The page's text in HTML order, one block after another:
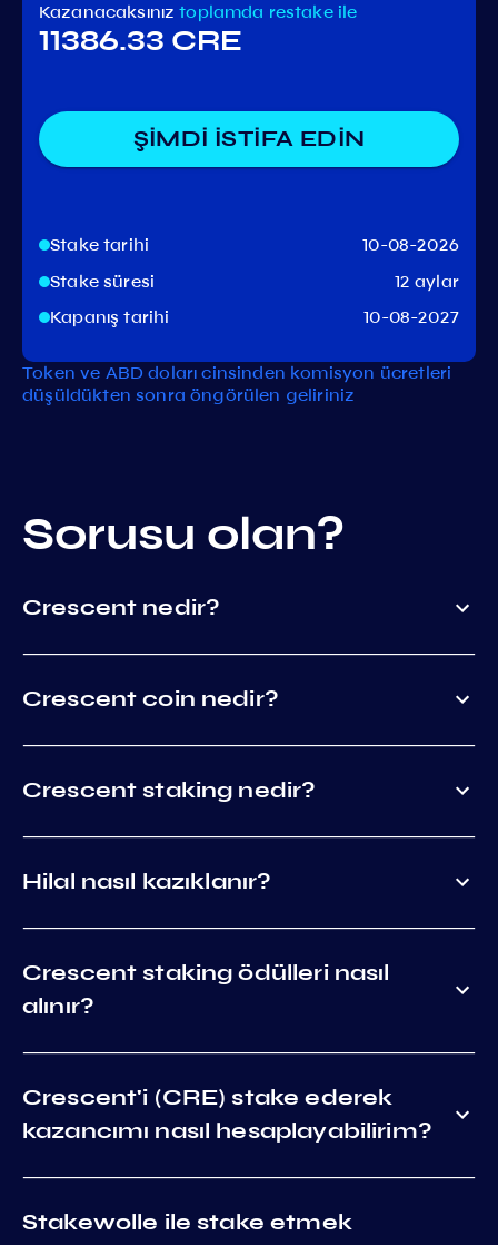
Kazanacaksınız toplamda restake ile
11386.33 CRE
ŞİMDİ İSTİFA EDİN
Stake tarihi
10-08-2026
Stake süresi
12 aylar
Kapanış tarihi
10-08-2027
Token ve ABD doları cinsinden komisyon ücretleri
düşüldükten sonra öngörülen geliriniz
Sorusu olan?
Crescent nedir?
Crescent coin nedir?
Crescent staking nedir?
Hilal nasıl kazıklanır?
Crescent staking ödülleri nasıl
alınır?
Crescent'i (CRE) stake ederek
kazancımı nasıl hesaplayabilirim?
Stakewolle ile stake etmek